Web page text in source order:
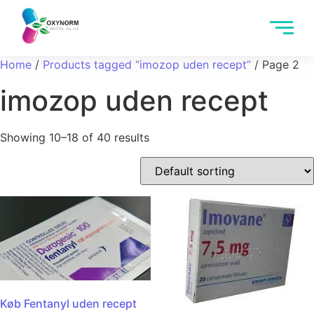
Home / Products tagged “imozop uden recept” / Page 2
imozop uden recept
Showing 10–18 of 40 results
Køb Fentanyl uden recept